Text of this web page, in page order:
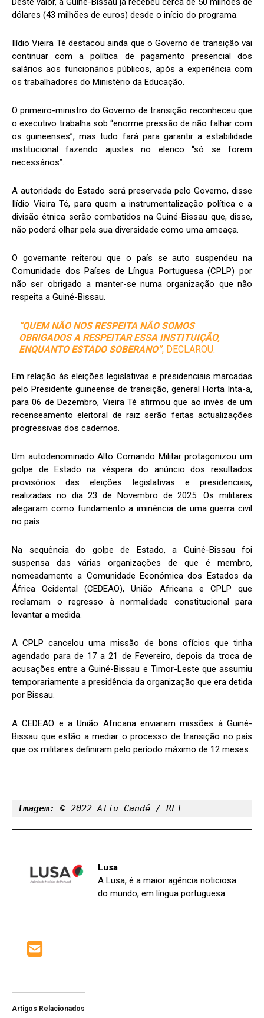
dólares (43 milhões de euros) desde o início do programa.
Ilídio Vieira Té destacou ainda que o Governo de transição vai
continuar com a política de pagamento presencial dos
salários aos funcionários públicos, após a experiência com
os trabalhadores do Ministério da Educação.
O primeiro-ministro do Governo de transição reconheceu que
o executivo trabalha sob “enorme pressão de não falhar com
os guineenses”, mas tudo fará para garantir a estabilidade
institucional fazendo ajustes no elenco “só se forem
necessários”.
A autoridade do Estado será preservada pelo Governo, disse
Ilídio Vieira Té, para quem a instrumentalização política e a
divisão étnica serão combatidos na Guiné-Bissau que, disse,
não poderá olhar pela sua diversidade como uma ameaça.
O governante reiterou que o país se auto suspendeu na
Comunidade dos Países de Língua Portuguesa (CPLP) por
não ser obrigado a manter-se numa organização que não
respeita a Guiné-Bissau.
“QUEM NÃO NOS RESPEITA NÃO SOMOS
OBRIGADOS A RESPEITAR ESSA INSTITUIÇÃO,
ENQUANTO ESTADO SOBERANO”, DECLAROU.
Em relação às eleições legislativas e presidenciais marcadas
pelo Presidente guineense de transição, general Horta Inta-a,
para 06 de Dezembro, Vieira Té afirmou que ao invés de um
recenseamento eleitoral de raiz serão feitas actualizações
progressivas dos cadernos.
Um autodenominado Alto Comando Militar protagonizou um
golpe de Estado na véspera do anúncio dos resultados
provisórios das eleições legislativas e presidenciais,
realizadas no dia 23 de Novembro de 2025. Os militares
alegaram como fundamento a iminência de uma guerra civil
no país.
Na sequência do golpe de Estado, a Guiné-Bissau foi
suspensa das várias organizações de que é membro,
nomeadamente a Comunidade Económica dos Estados da
África Ocidental (CEDEAO), União Africana e CPLP que
reclamam o regresso à normalidade constitucional para
levantar a medida.
A CPLP cancelou uma missão de bons ofícios que tinha
agendado para de 17 a 21 de Fevereiro, depois da troca de
acusações entre a Guiné-Bissau e Timor-Leste que assumiu
temporariamente a presidência da organização que era detida
por Bissau.
A CEDEAO e a União Africana enviaram missões à Guiné-
Bissau que estão a mediar o processo de transição no país
que os militares definiram pelo período máximo de 12 meses.
Imagem: © 2022 Aliu Candé / RFI
Lusa
A Lusa, é a maior agência noticiosa
do mundo, em língua portuguesa.
Artigos Relacionados